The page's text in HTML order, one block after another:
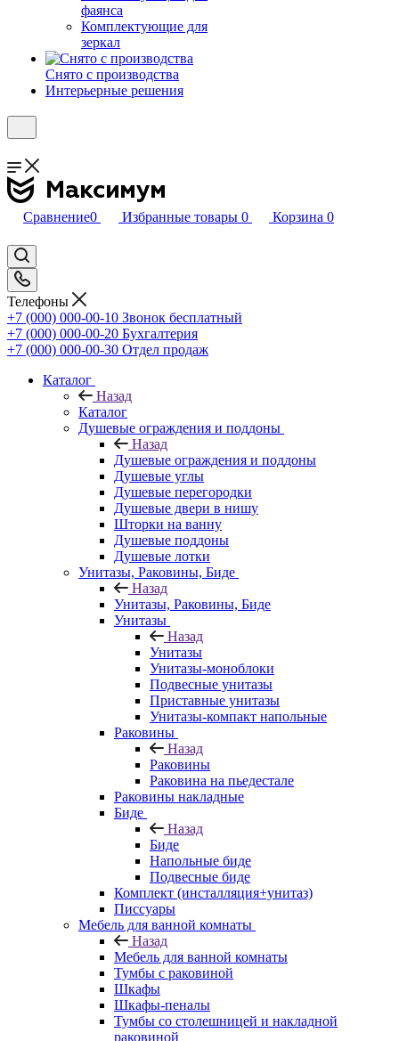
фаянса
Комплектующие для
зеркал
Снято с производства
Интерьерные решения
Сравнение0 Избранные товары 0 Корзина 0
Телефоны
+7 (000) 000-00-10 Звонок бесплатный
+7 (000) 000-00-20 Бухгалтерия
+7 (000) 000-00-30 Отдел продаж
Каталог
Назад
Каталог
Душевые ограждения и поддоны
Назад
Душевые ограждения и поддоны
Душевые углы
Душевые перегородки
Душевые двери в нишу
Шторки на ванну
Душевые поддоны
Душевые лотки
Унитазы, Раковины, Биде
Назад
Унитазы, Раковины, Биде
Унитазы
Назад
Унитазы
Унитазы-моноблоки
Подвесные унитазы
Приставные унитазы
Унитазы-компакт напольные
Раковины
Назад
Раковины
Раковина на пьедестале
Раковины накладные
Биде
Назад
Биде
Напольные биде
Подвесные биде
Комплект (инсталляция+унитаз)
Писсуары
Мебель для ванной комнаты
Назад
Мебель для ванной комнаты
Тумбы с раковиной
Шкафы
Шкафы-пеналы
Тумбы со столешницей и накладной
раковиной